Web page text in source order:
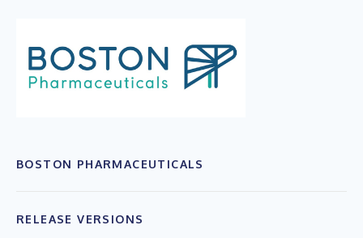
BOSTON PHARMACEUTICALS
RELEASE VERSIONS